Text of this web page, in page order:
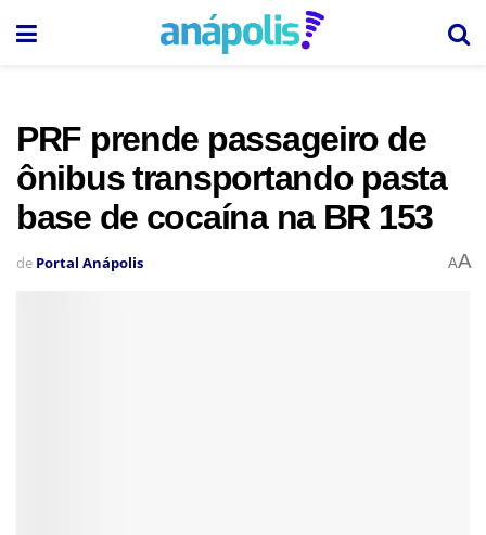
PRF prende passageiro de
ônibus transportando pasta
base de cocaína na BR 153
de Portal Anápolis AA